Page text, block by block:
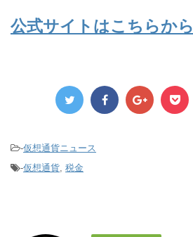
公式サイトはこちらから
-仮想通貨ニュース
-仮想通貨, 税金